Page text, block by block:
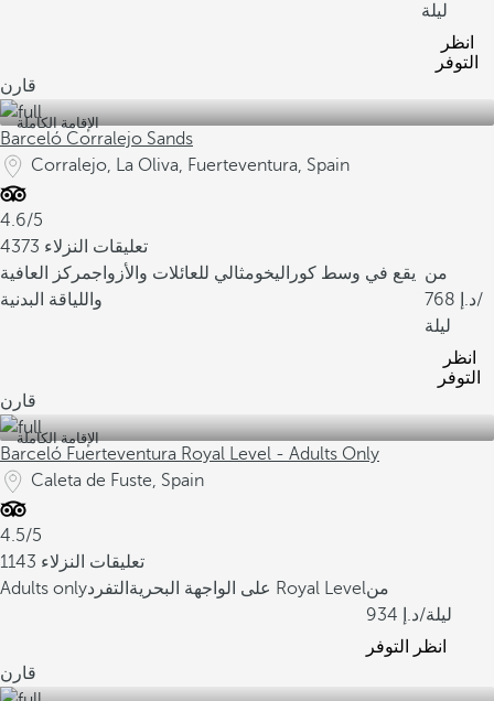
ليلة
انظر
التوفر
قارن
الإقامة الكاملة
Barceló Corralejo Sands
Corralejo, La Oliva, Fuerteventura, Spain
4.6/5
4373 تعليقات النزلاء
يقع في وسط كوراليخومثالي للعائلات والأزواجمركز العافية
واللياقة البدنية
من
768
/
ليلة
انظر
التوفر
قارن
الإقامة الكاملة
Barceló Fuerteventura Royal Level - Adults Only
Caleta de Fuste, Spain
4.5/5
1143 تعليقات النزلاء
Adults only
على الواجهة البحرية التفرد Royal Levelمن
934
/ليلة
انظر التوفر
قارن